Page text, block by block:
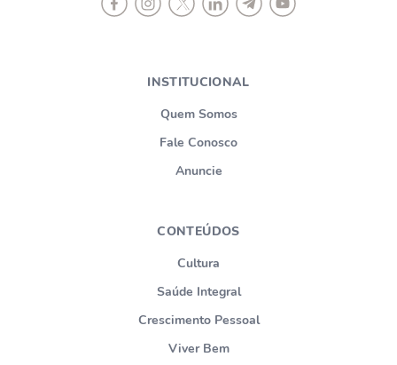
INSTITUCIONAL
Quem Somos
Fale Conosco
Anuncie
CONTEÚDOS
Cultura
Saúde Integral
Crescimento Pessoal
Viver Bem